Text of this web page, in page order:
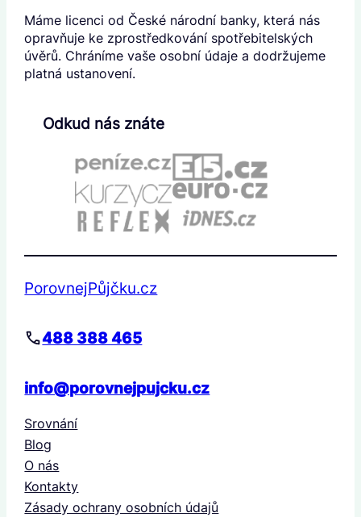
Máme licenci od České národní banky, která nás
opravňuje ke zprostředkování spotřebitelských
úvěrů. Chráníme vaše osobní údaje a dodržujeme
platná ustanovení.
Odkud nás znáte
PorovnejPůjčku.cz
488 388 465
info@porovnejpujcku.cz
Srovnání
Blog
O nás
Kontakty
Zásady ochrany osobních údajů